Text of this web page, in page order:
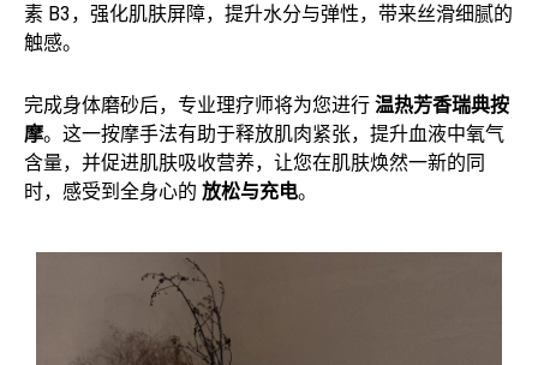
素 B3，强化肌肤屏障，提升水分与弹性，带来丝滑细腻的
触感。
完成身体磨砂后，专业理疗师将为您进行 温热芳香瑞典按
摩。这一按摩手法有助于释放肌肉紧张，提升血液中氧气
含量，并促进肌肤吸收营养，让您在肌肤焕然一新的同
时，感受到全身心的 放松与充电。